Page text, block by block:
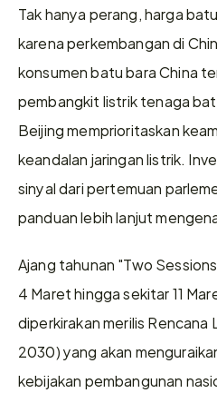
Tak hanya perang, harga
karena perkembangan di
konsumen batu bara China
pembangkit listrik tenaga
Beijing memprioritaskan
keandalan jaringan listrik.
sinyal dari pertemuan
panduan lebih lanjut
Ajang tahunan "Two
4 Maret hingga sekitar 11
diperkirakan merilis Rencana
2030) yang akan
kebijakan pembangunan